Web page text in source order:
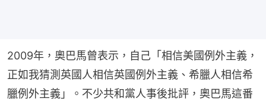
2009年，奧巴馬曾表示，自己「相信美國例外主義，
正如我猜測英國人相信英國例外主義、希臘人相信希
臘例外主義」。不少共和黨人事後批評，奧巴馬這番